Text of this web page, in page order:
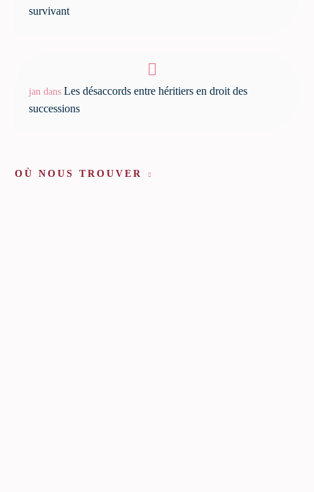
survivant
jan dans Les désaccords entre héritiers en droit des
successions
OÙ NOUS TROUVER